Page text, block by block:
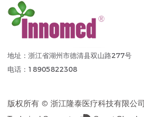
地址：浙江省湖州市德清县双山路277号
电话：18905822308
版权所有 © 浙江隆泰医疗科技有限公司